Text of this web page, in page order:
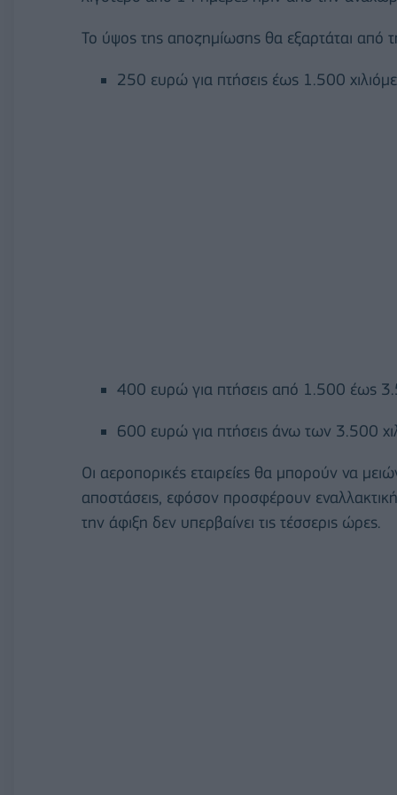
Το ύψος της αποζημίωσης θα εξαρτάται από
250 ευρώ για πτήσεις έως 1.500
400 ευρώ για πτήσεις από 1.500 έως
600 ευρώ για πτήσεις άνω των 3.500
Οι αεροπορικές εταιρείες θα μπορούν να
αποστάσεις, εφόσον προσφέρουν
την άφιξη δεν υπερβαίνει τις τέσσερις ώρες.